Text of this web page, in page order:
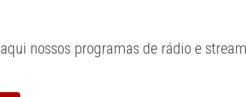
nossos programas de rádio e